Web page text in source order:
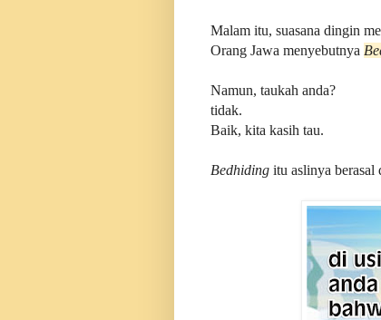
Malam itu, suasana dingin
Orang Jawa menyebutnya
Namun, taukah anda?
tidak.
Baik, kita kasih tau.
Bedhiding itu aslinya berasal